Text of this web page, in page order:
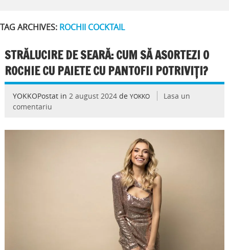
TAG ARCHIVES: ROCHII COCKTAIL
STRĂLUCIRE DE SEARĂ: CUM SĂ ASORTEZI O
ROCHIE CU PAIETE CU PANTOFII POTRIVIȚI?
YOKKOPostat in 2 august 2024de YOKKO
Lasa un
comentariu